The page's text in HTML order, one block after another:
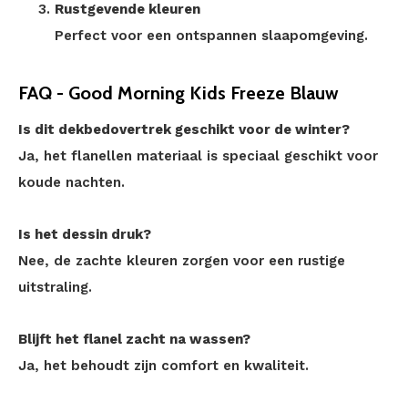
Rustgevende kleuren
Perfect voor een ontspannen slaapomgeving.
FAQ - Good Morning Kids Freeze Blauw
Is dit dekbedovertrek geschikt voor de winter?
Ja, het flanellen materiaal is speciaal geschikt voor
koude nachten.
Is het dessin druk?
Nee, de zachte kleuren zorgen voor een rustige
uitstraling.
Blijft het flanel zacht na wassen?
Ja, het behoudt zijn comfort en kwaliteit.